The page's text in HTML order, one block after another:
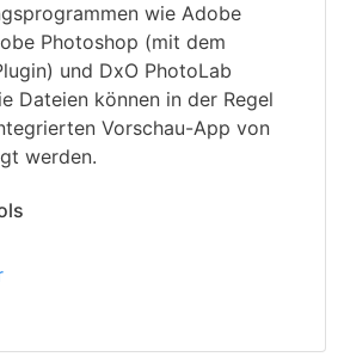
wie Adobe
Photoshop (mit dem
und DxO PhotoLab
Dateien können in der Regel
Vorschau-App von
werden.